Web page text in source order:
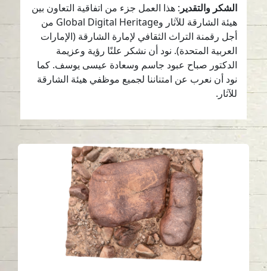
الشكر والتقدير: هذا العمل جزء من اتفاقية التعاون بين
هيئة الشارقة للآثار وGlobal Digital Heritage من
أجل رقمنة التراث الثقافي لإمارة الشارقة (الإمارات
العربية المتحدة). نود أن نشكر علنًا رؤية وعزيمة
الدكتور صباح عبود جاسم وسعادة عيسى يوسف. كما
نود أن نعرب عن امتناننا لجميع موظفي هيئة الشارقة
للآثار.